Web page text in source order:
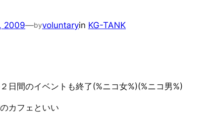
2009—byvoluntaryin KG-TANK
日間のイベントも終了(%ニコ女%)(%ニコ男%)
カフェといい